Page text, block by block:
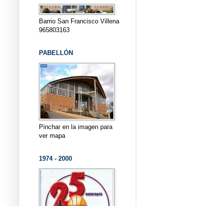
Barrio San Francisco Villena
965803163
PABELLÓN
Pinchar en la imagen para
ver mapa
1974 - 2000